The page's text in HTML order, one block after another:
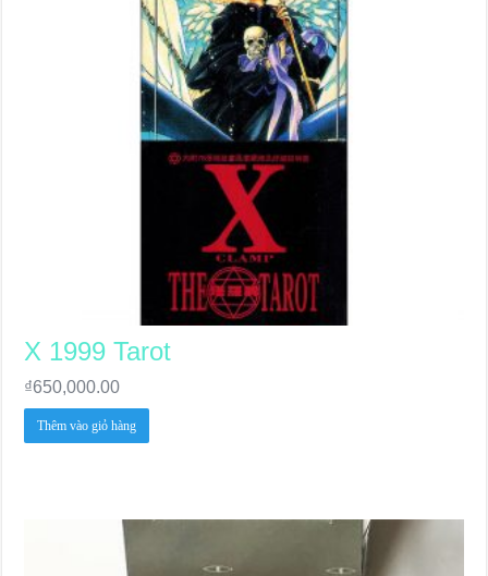
X 1999 Tarot
₫650,000.00
Thêm vào giỏ hàng